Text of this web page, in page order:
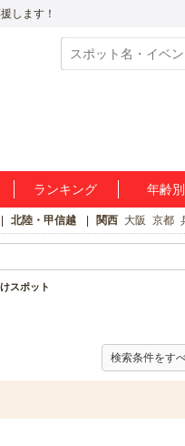
します！
ランキング 年齢
北陸・甲信越 関西 大阪 京都
スポット
検索条件をす